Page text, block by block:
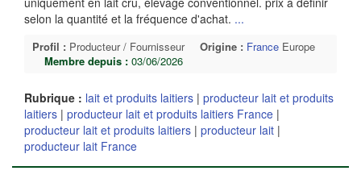
selon la quantité et la fréquence d'achat. ...
Profil : Producteur / Fournisseur Origine : France Europe
Membre depuis : 03/06/2026
Rubrique : lait et produits laitiers | producteur lait et produits
laitiers | producteur lait et produits laitiers France |
producteur lait et produits laitiers | producteur lait |
producteur lait France